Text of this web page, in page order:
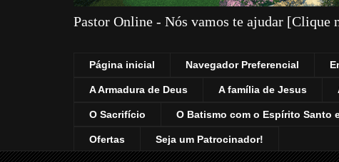
Pastor Online - Nós vamos te ajudar [Clique
Página inicial Navegador Preferencial
A Armadura de Deus A família de Jesus
O Sacrifício O Batismo com o Espírito Santo
Ofertas Seja um Patrocinador!